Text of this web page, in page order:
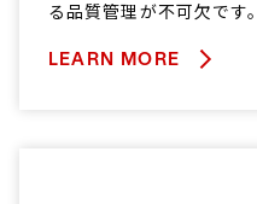
る品質管理が不可欠です。
LEARN MORE